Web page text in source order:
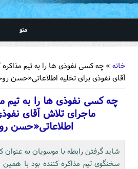
منو
خانه » چه کسی نفوذی ها را به تیم مذاکره
آقای نفوذی برای تخلیه اطلاعاتی«حسن
چه کسی نفوذی ها را به تیم
ماجرای تلاش آقای
اطلاعاتی«حسن
شاید گرفتن رابطه با موسویان به
سخنگوی تیم مذاکره کننده بود با